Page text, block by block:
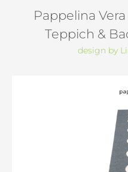
Pappelina
Teppich &
design by